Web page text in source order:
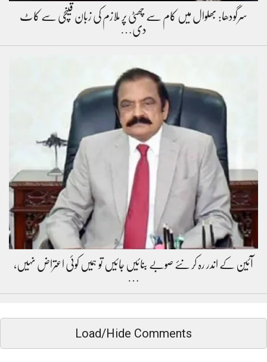
سرگودھا: بھلوال میں کام سے چھٹی پر ملازم کی زبان قینچی سے کاٹ
دی…
آئین کے اندر رہ کر نئے صوبے بنائیں جائیں تو ہمیں کوئی اعتراض نہیں،
Load/Hide Comments